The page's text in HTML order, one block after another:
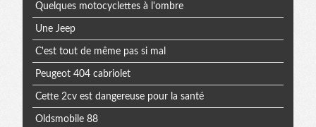
Quelques motocyclettes à l'ombre
Une Jeep
C'est tout de même pas si mal
Peugeot 404 cabriolet
Cette 2cv est dangereuse pour la santé
Oldsmobile 88